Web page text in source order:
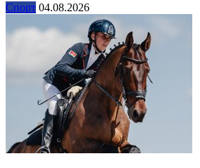
Спорт 04.08.2026